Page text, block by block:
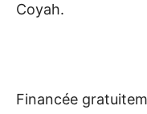
Coyah.
Financée